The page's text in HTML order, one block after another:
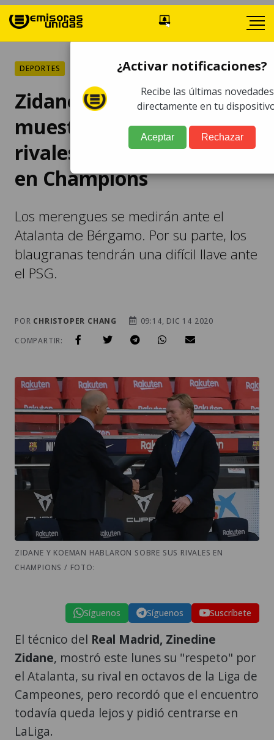
DEPORTES
Zidane y Koeman
muestran respeto por sus
rivales en octavos de final
en Champions
Los merengues se medirán ante el
Atalanta de Bérgamo. Por su parte, los
blaugranas tendrán una difícil llave ante
el PSG.
POR CHRISTOPER CHANG
09:14, DIC 14 2020
COMPARTIR:
ZIDANE Y KOEMAN HABLARON SOBRE SUS RIVALES EN
CHAMPIONS / FOTO:
Síguenos Síguenos Suscríbete
El técnico del Real Madrid, Zinedine
Zidane, mostró este lunes su "respeto" por
el Atalanta, su rival en octavos de la Liga de
Campeones, pero recordó que el encuentro
todavía queda lejos y pidió centrarse en
LaLiga.
¿Activar notificaciones?
Recibe las últimas novedades
directamente en tu
Aceptar Rechazar